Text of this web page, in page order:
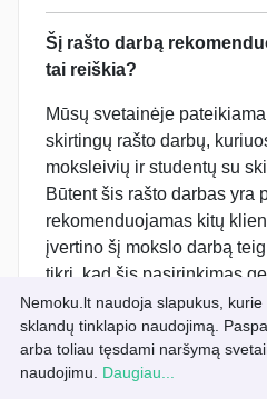
Šį rašto darbą
tai reiškia?
Mūsų svetainėje
skirtingų rašto darbų,
moksleivių ir studentų su
Būtent šis rašto darbas yra
rekomenduojamas kitų
įvertino šį mokslo darbą
tikri, kad šis pasirinkimas
Norint atsisiųsti šį darbą
darbą
Atsisiųsti šį
Nemoku.lt naudoja slapukus, kurie
sklandų tinklapio naudojimą.
arba toliau tęsdami naršymą
naudojimu. Daugiau...